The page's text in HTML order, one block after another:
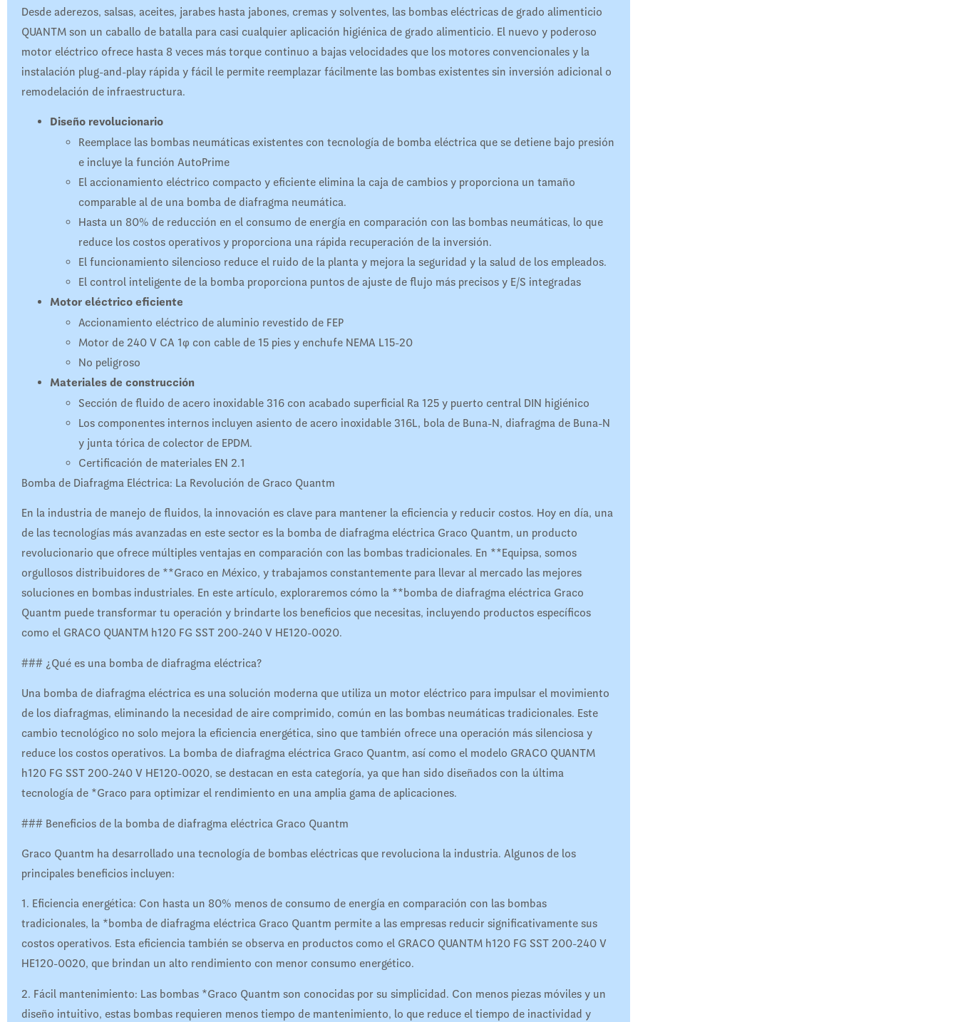
Desde aderezos, salsas, aceites, jarabes hasta jabones, cremas y solventes, las bombas eléctricas de grado alimenticio
QUANTM son un caballo de batalla para casi cualquier aplicación higiénica de grado alimenticio. El nuevo y poderoso
motor eléctrico ofrece hasta 8 veces más torque continuo a bajas velocidades que los motores convencionales y la
instalación plug-and-play rápida y fácil le permite reemplazar fácilmente las bombas existentes sin inversión adicional o
remodelación de infraestructura.
Diseño revolucionario
Reemplace las bombas neumáticas existentes con tecnología de bomba eléctrica que se detiene bajo presión
e incluye la función AutoPrime
El accionamiento eléctrico compacto y eficiente elimina la caja de cambios y proporciona un tamaño
comparable al de una bomba de diafragma neumática.
Hasta un 80% de reducción en el consumo de energía en comparación con las bombas neumáticas, lo que
reduce los costos operativos y proporciona una rápida recuperación de la inversión.
El funcionamiento silencioso reduce el ruido de la planta y mejora la seguridad y la salud de los empleados.
El control inteligente de la bomba proporciona puntos de ajuste de flujo más precisos y E/S integradas
Motor eléctrico eficiente
Accionamiento eléctrico de aluminio revestido de FEP
Motor de 240 V CA 1φ con cable de 15 pies y enchufe NEMA L15-20
No peligroso
Materiales de construcción
Sección de fluido de acero inoxidable 316 con acabado superficial Ra 125 y puerto central DIN higiénico
Los componentes internos incluyen asiento de acero inoxidable 316L, bola de Buna-N, diafragma de Buna-N
y junta tórica de colector de EPDM.
Certificación de materiales EN 2.1
Bomba de Diafragma Eléctrica: La Revolución de Graco Quantm
En la industria de manejo de fluidos, la innovación es clave para mantener la eficiencia y reducir costos. Hoy en día, una
de las tecnologías más avanzadas en este sector es la bomba de diafragma eléctrica Graco Quantm, un producto
revolucionario que ofrece múltiples ventajas en comparación con las bombas tradicionales. En **Equipsa, somos
orgullosos distribuidores de **Graco en México, y trabajamos constantemente para llevar al mercado las mejores
soluciones en bombas industriales. En este artículo, exploraremos cómo la **bomba de diafragma eléctrica Graco
Quantm puede transformar tu operación y brindarte los beneficios que necesitas, incluyendo productos específicos
como el GRACO QUANTM h120 FG SST 200-240 V HE120-0020.
### ¿Qué es una bomba de diafragma eléctrica?
Una bomba de diafragma eléctrica es una solución moderna que utiliza un motor eléctrico para impulsar el movimiento
de los diafragmas, eliminando la necesidad de aire comprimido, común en las bombas neumáticas tradicionales. Este
cambio tecnológico no solo mejora la eficiencia energética, sino que también ofrece una operación más silenciosa y
reduce los costos operativos. La bomba de diafragma eléctrica Graco Quantm, así como el modelo GRACO QUANTM
h120 FG SST 200-240 V HE120-0020, se destacan en esta categoría, ya que han sido diseñados con la última
tecnología de *Graco para optimizar el rendimiento en una amplia gama de aplicaciones.
### Beneficios de la bomba de diafragma eléctrica Graco Quantm
Graco Quantm ha desarrollado una tecnología de bombas eléctricas que revoluciona la industria. Algunos de los
principales beneficios incluyen:
1. Eficiencia energética: Con hasta un 80% menos de consumo de energía en comparación con las bombas
tradicionales, la *bomba de diafragma eléctrica Graco Quantm permite a las empresas reducir significativamente sus
costos operativos. Esta eficiencia también se observa en productos como el GRACO QUANTM h120 FG SST 200-240 V
HE120-0020, que brindan un alto rendimiento con menor consumo energético.
2. Fácil mantenimiento: Las bombas *Graco Quantm son conocidas por su simplicidad. Con menos piezas móviles y un
diseño intuitivo, estas bombas requieren menos tiempo de mantenimiento, lo que reduce el tiempo de inactividad y